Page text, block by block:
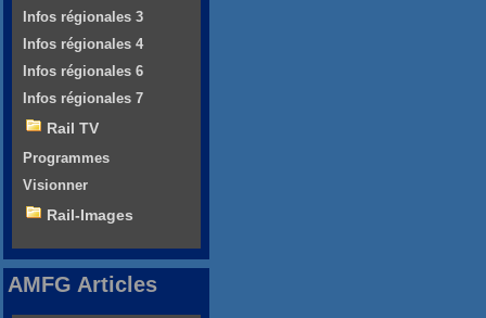
Infos régionales 3
Infos régionales 4
Infos régionales 6
Infos régionales 7
Rail TV
Programmes
Visionner
Rail-Images
AMFG Articles